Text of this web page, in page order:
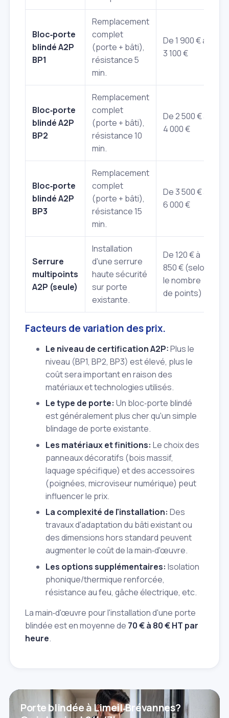
Bloc‑porte
blindé A2P
BP1
Remplacement
complet
(porte + bâti),
résistance 5
min.
De 1 900 € à
3 100 €
Bloc‑porte
blindé A2P
BP2
Remplacement
complet
(porte + bâti),
résistance 10
min.
De 2 500 € à
4 000 €
Bloc‑porte
blindé A2P
BP3
Remplacement
complet
(porte + bâti),
résistance 15
min.
De 3 500 € à
6 000 €
Serrure
multipoints
A2P (seule)
Installation
d'une serrure
haute sécurité
sur porte
existante.
De 120 € à
850 € (selon
le nombre
de points)
Facteurs de variation des prix.
Le niveau de certification A2P:Plus le
niveau (BP1, BP2, BP3) est élevé, plus le
coût sera important en raison des
matériaux et technologies utilisés.
Le type de porte: Un bloc‑porte blindé
est généralement plus cher qu'un simple
blindage de porte existante.
Les matériaux et finitions: Le choix des
panneaux décoratifs (bois massif,
laquage spécifique) et des accessoires
(poignées, microviseur numérique) peut
influencer le prix.
La complexité de l'installation: Des
travaux d'adaptation du bâti existant ou
des dimensions hors standard peuvent
augmenter le coût de la main‑d'œuvre.
Les options supplémentaires: Isolation
phonique/thermique renforcée,
résistance au feu, gâche électrique, etc.
La main‑d'œuvre pour l'installation d'une porte
blindée est en moyenne de 70 € à 80 € HT par
heure.
Porte blindée à Limeil‑Brévannes?